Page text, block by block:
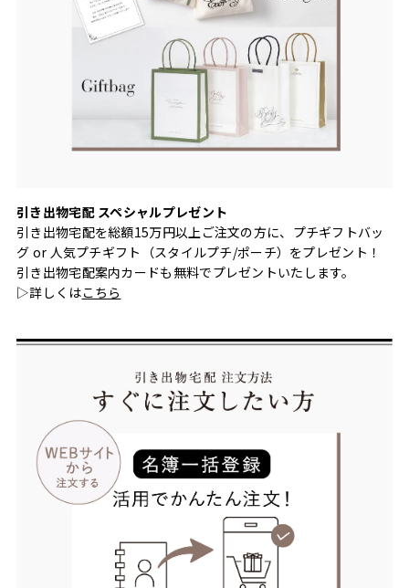
引き出物宅配 スペシャルプレゼント
引き出物宅配を総額15万円以上ご注文の方に、プチギフトバッ
グ or 人気プチギフト（スタイルプチ/ポーチ）をプレゼント！
引き出物宅配案内カードも無料でプレゼントいたします。
▷詳しくはこちら